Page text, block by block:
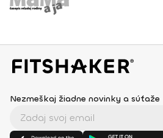
Nezmeškaj žiadne novinky a súťaže